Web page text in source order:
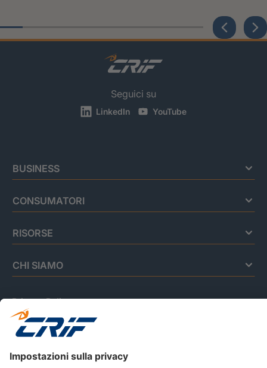
Seguici su
LinkedIn YouTube
BUSINESS
CONSUMATORI
RISORSE
CHI SIAMO
Privacy Policy
Cookie Policy
Informativa Dati Personali
CRIF Business Ethics
Accessibilità
Informativa Privacy Relativa Al Sistema Di Informazioni